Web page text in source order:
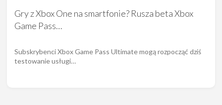
Gry z Xbox One na smartfonie? Rusza beta Xbox
Game Pass…
Subskrybenci Xbox Game Pass Ultimate mogą rozpocząć dziś
testowanie usługi…